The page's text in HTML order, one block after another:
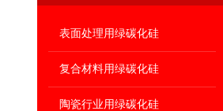
表面处理用绿碳化硅
复合材料用绿碳化硅
陶瓷行业用绿碳化硅